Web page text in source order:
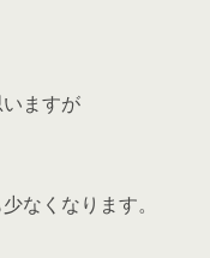
ますが
なくなります。